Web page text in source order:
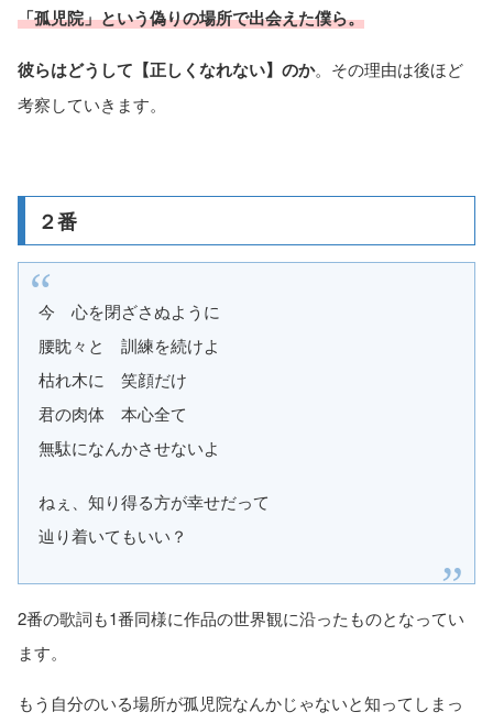
「孤児院」という偽りの場所で出会えた僕ら。
彼らはどうして【正しくなれない】のか。その理由は後ほど
考察していきます。
２番
今 心を閉ざさぬように
腰眈々と 訓練を続けよ
枯れ木に 笑顔だけ
君の肉体 本心全て
無駄になんかさせないよ
ねぇ、知り得る方が幸せだって
辿り着いてもいい？
2番の歌詞も1番同様に作品の世界観に沿ったものとなってい
ます。
もう自分のいる場所が孤児院なんかじゃないと知ってしまっ